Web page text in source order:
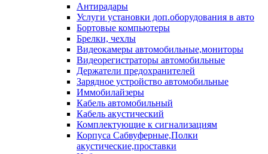
Антирадары
Услуги установки доп.оборудования в авто
Бортовые компьютеры
Брелки, чехлы
Видеокамеры автомобильные,мониторы
Видеорегистраторы автомобильные
Держатели предохранителей
Зарядное устройство автомобильные
Иммобилайзеры
Кабель автомобильный
Кабель акустический
Комплектующие к сигнализациям
Корпуса Сабвуферные,Полки
акустические,проставки